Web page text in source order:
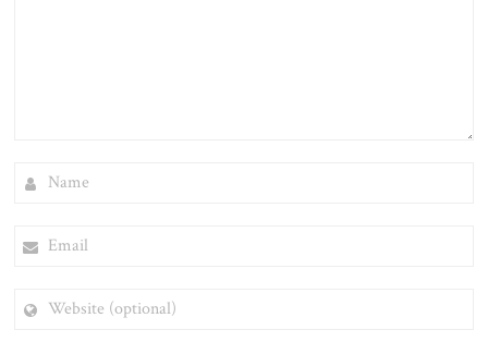
(OPTIONAL)